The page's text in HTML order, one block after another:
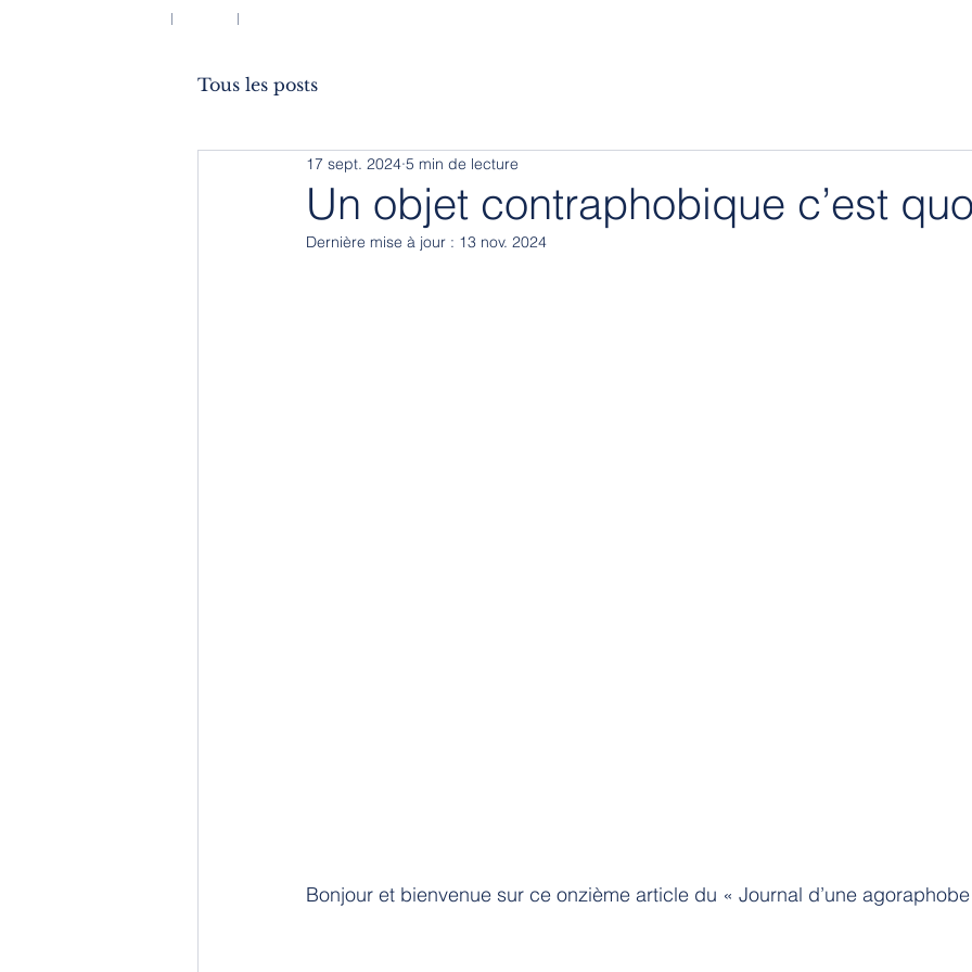
Tous les posts
Un objet contraphobique c’est
17 sept. 2024 5 min de lecture
Dernière mise à jour : 13 nov. 2024
Bonjour et bienvenue sur ce onzième article du « Journal d’une agoraphobe